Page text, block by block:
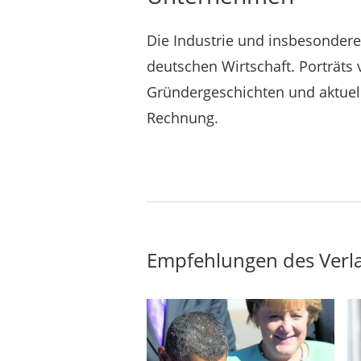
Die Industrie und
deutschen Wirtschaft. Porträts
Gründergeschichten und
Rechnung.
Empfehlungen des